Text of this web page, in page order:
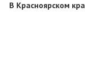
В Красноярском